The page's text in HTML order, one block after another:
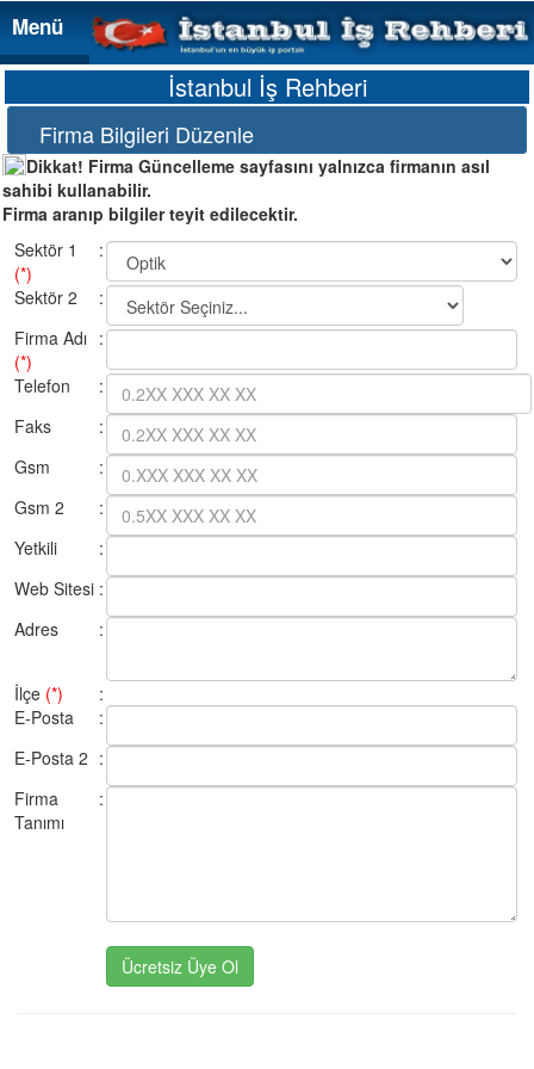
Menü
Menü
İstanbul İş Rehberi
Firma Bilgileri Düzenle
Dikkat! Firma Güncelleme sayfasını yalnızca firmanın asıl
sahibi kullanabilir.
Firma aranıp bilgiler teyit edilecektir.
Sektör 1
(*)
:
Sektör 2
:
Firma Adı
(*)
:
Telefon
:
Faks
:
Gsm
:
Gsm 2
:
Yetkili
:
Web Sitesi :
Adres
:
İlçe (*)
:
E-Posta
:
E-Posta 2 :
Firma
Tanımı
: